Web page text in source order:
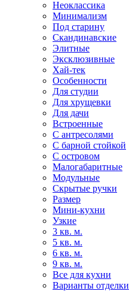
Неоклассика
Минимализм
Под старину
Скандинавские
Элитные
Эксклюзивные
Хай-тек
Особенности
Для студии
Для хрущевки
Для дачи
Встроенные
С антресолями
С барной стойкой
С островом
Малогабаритные
Модульные
Скрытые ручки
Размер
Мини-кухни
Узкие
3 кв. м.
5 кв. м.
6 кв. м.
9 кв. м.
Все для кухни
Варианты отделки